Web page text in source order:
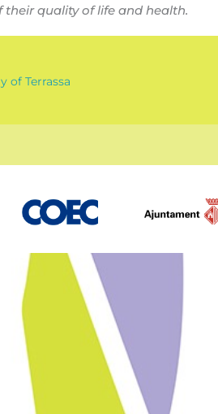
quality of life and health.
of Terrassa